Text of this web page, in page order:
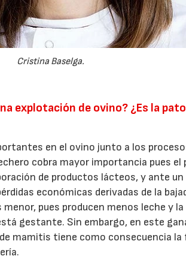
Cristina Baselga.
explotación de ovino? ¿Es la
en el ovino junto a los
cobra mayor importancia pues el
de productos lácteos, y ante un
económicas derivadas de la
pues producen menos leche y
gestante. Sin embargo, en este
de mamitis tiene como consecuencia